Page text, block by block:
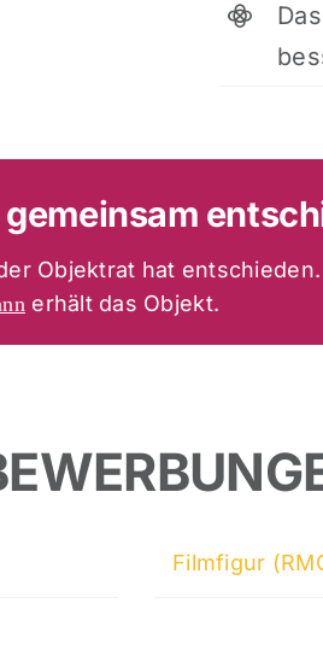
Objektrat hat
erhält das Objekt.
Filmfigur